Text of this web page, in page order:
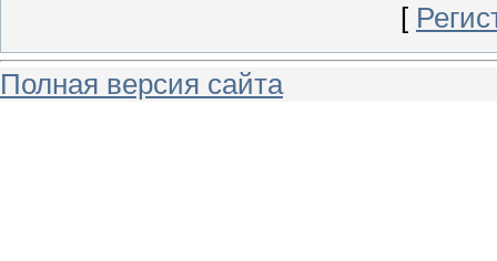
[
Полная версия сайта